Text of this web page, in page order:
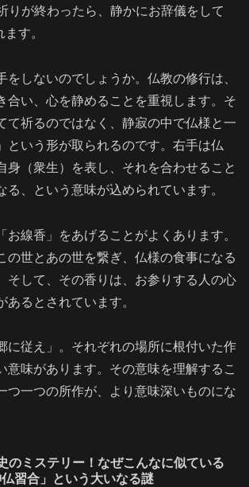
りが終わったら、静かにお辞儀をして
す。
をしないのでしょうか。仏教の修行は、
合い、心を静めることを重視します。そ
て祈るのではなく、静寂の中で仏様と一
という形が取られるのです。右手は仏
身（衆生）を表し、それを合わせること
る、という意味が込められています。
お線香」をあげることがよくあります。
の世とあの世を繋ぎ、仏様の食事になる
そして、その香りは、お参りする人の心
あるとされています。
に従え」。それぞれの場所に根付いた作
意味があります。その意味を理解するこ
つ一つの所作が、より意味深いものにな
のミステリー！なぜこんなに似ている
習合」という大いなる謎